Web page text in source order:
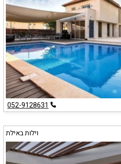
052-9128631
וילות באילת